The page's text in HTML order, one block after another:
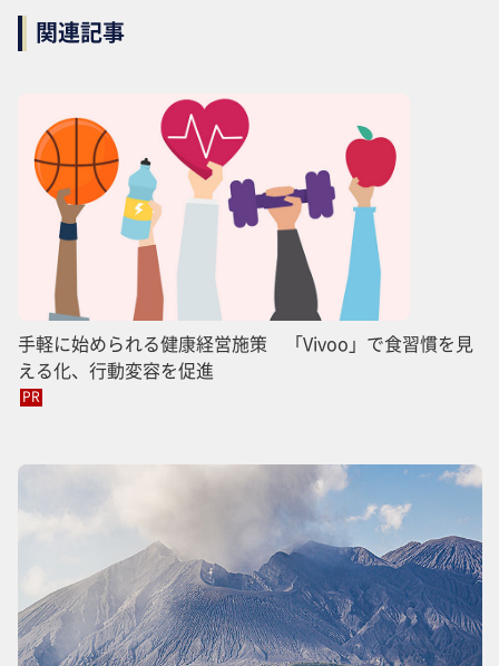
関連記事
手軽に始められる健康経営施策 「Vivoo」で食習慣を見
える化、行動変容を促進
PR